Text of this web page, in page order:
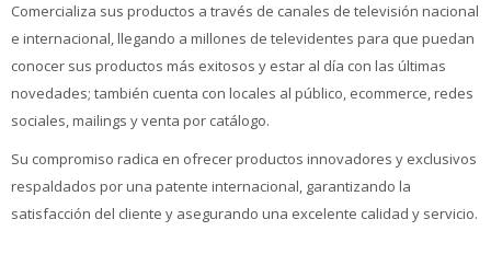
Comercializa sus productos a través de canales de televisión nacional
e internacional, llegando a millones de televidentes para que puedan
conocer sus productos más exitosos y estar al día con las últimas
novedades; también cuenta con locales al público, ecommerce, redes
sociales, mailings y venta por catálogo.
Su compromiso radica en ofrecer productos innovadores y exclusivos
respaldados por una patente internacional, garantizando la
satisfacción del cliente y asegurando una excelente calidad y servicio.